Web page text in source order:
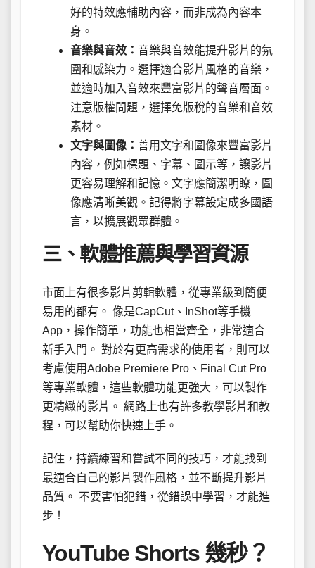
好的特效應輔助內容，而非成為內容本
身。
音樂與音效： 音樂與音效能提升影片的氛
圍和感染力。選擇適合影片風格的音樂，
並適時加入音效來豐富影片的聲音層面。
注意版權問題，選擇免版稅的音樂和音效
素材。
文字與圖像： 善用文字和圖像來豐富影片
內容，例如標題、字幕、圖示等，讓影片
更容易理解和記憶。文字應簡潔明瞭，圖
像應清晰美觀。記得將字幕設定成多國語
言，以擴展觀眾群體。
三、軟體推薦與學習資源
市面上有很多影片剪輯軟體，從專業級到簡便
易用的都有。 像是CapCut、InShot等手機
App，操作簡單，功能也相當齊全，非常適合
新手入門。 對於有更高需求的使用者，則可以
考慮使用Adobe Premiere Pro、Final Cut Pro
等專業軟體，這些軟體功能更強大，可以製作
更精緻的影片。 網路上也有許多教學影片和教
程，可以幫助你快速上手。
記住，持續練習和嘗試不同的技巧，才能找到
最適合自己的影片製作風格，並不斷提升影片
品質。 不要害怕犯錯，從錯誤中學習，才能進
步！
YouTube Shorts 幾秒？